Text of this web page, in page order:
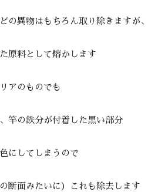
の異物はもちろん取り除きますが、
原料として熔かします
アのものでも
竿の鉄分が付着した黒い部分
にしてしまうので
断面みたいに）これも除去します